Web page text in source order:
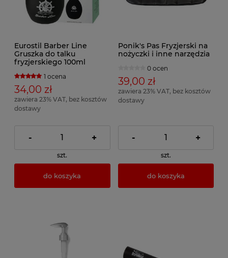
Eurostil Barber Line
Gruszka do talku
fryzjerskiego 100ml
1 ocena
34,00 zł
zawiera 23% VAT, bez kosztów
dostawy
- +
szt.
do koszyka
Ponik's Pas Fryzjerski na
nożyczki i inne narzędzia
0 ocen
39,00 zł
zawiera 23% VAT, bez kosztów
dostawy
- +
szt.
do koszyka